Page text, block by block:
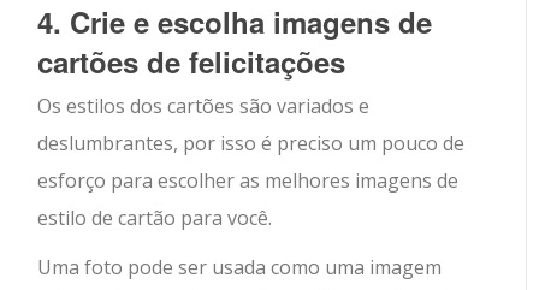
4. Crie e escolha imagens de
cartões de felicitações
Os estilos dos cartões são variados e
deslumbrantes, por isso é preciso um pouco de
esforço para escolher as melhores imagens de
estilo de cartão para você.
Uma foto pode ser usada como uma imagem